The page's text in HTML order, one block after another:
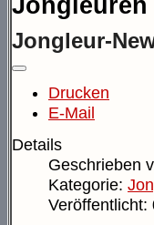
Jongleur-
Drucken
E-Mail
Details
Geschrieben
Kategorie:
Veröffentlicht: